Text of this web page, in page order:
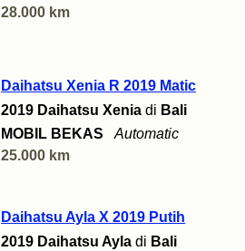
28.000 km
Daihatsu Xenia R 2019 Matic
2019 Daihatsu Xenia di Bali
MOBIL BEKAS
Automatic
25.000 km
Daihatsu Ayla X 2019 Putih
2019 Daihatsu Ayla di Bali